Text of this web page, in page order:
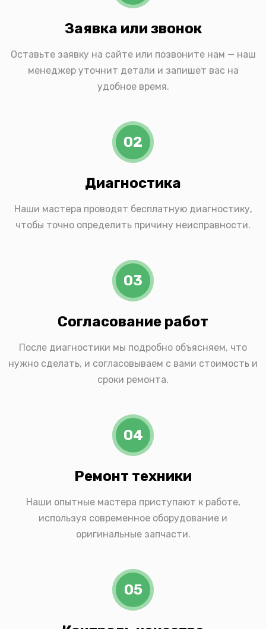
Заявка или звонок
Оставьте заявку на сайте или позвоните нам — наш
менеджер уточнит детали и запишет вас на
удобное время.
02
Диагностика
Наши мастера проводят бесплатную диагностику,
чтобы точно определить причину неисправности.
03
Согласование работ
После диагностики мы подробно объясняем, что
нужно сделать, и согласовываем с вами стоимость и
сроки ремонта.
04
Ремонт техники
Наши опытные мастера приступают к работе,
используя современное оборудование и
оригинальные запчасти.
05